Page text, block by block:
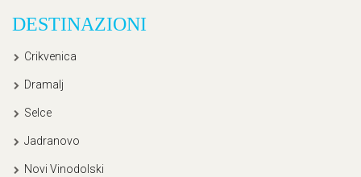
DESTINAZIONI
Crikvenica
Dramalj
Selce
Jadranovo
Novi Vinodolski